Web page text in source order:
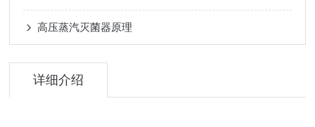
高压蒸汽灭菌器原理
详细介绍